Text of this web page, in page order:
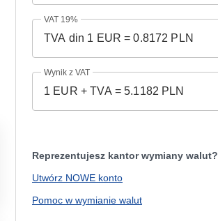
VAT 19%
Wynik z VAT
Reprezentujesz kantor wymiany walut?
Utwórz NOWE konto
Pomoc w wymianie walut